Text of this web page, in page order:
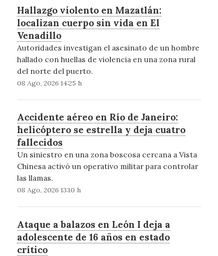
Hallazgo violento en Mazatlán:
localizan cuerpo sin vida en El
Venadillo
Autoridades investigan el asesinato de un hombre
hallado con huellas de violencia en una zona rural
del norte del puerto.
08 Ago, 2026 14:25 h
Accidente aéreo en Río de Janeiro:
helicóptero se estrella y deja cuatro
fallecidos
Un siniestro en una zona boscosa cercana a Vista
Chinesa activó un operativo militar para controlar
las llamas.
08 Ago, 2026 13:10 h
Ataque a balazos en León I deja a
adolescente de 16 años en estado
crítico